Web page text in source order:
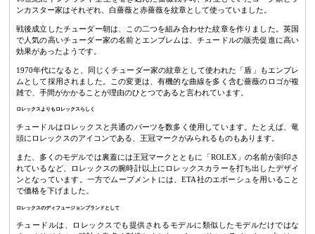
ンカスター家はそれぞれ、白薔薇と赤薔薇を紋章として使っていました。
戦後成立したチューダー朝は、この二つを組み合わせた紋章を作りました。英国
で人気の高いチューダー家の名前とエンブレムは、チュードルの販売促進に高い
効果があったようです。
1970年代になると、同じくチューダー家の紋章として使われた「盾」もエンブレ
ムとして採用されました。この変更は、有機的な曲線を多く含む薔薇のロゴが複
雑で、手間がかかることが理由のひとつであると言われています。
ロレックスよりもロレックスらしく
チュードルはロレックスと共通のパーツを数多く使用しています。たとえば、竜
頭にロレックスのアイコンである、王冠マークがみられるものもあります。
また、多くのモデルでは裏蓋には王冠マークとともに「ROLEX」の名前が刻印さ
れているなど、ロレックスの腕時計以上にロレックスカラーを打ち出したデザイ
ンとなっています。一方でムーブメントには、ETA社のエボーシュを用いること
で価格を下げました。
ロレックスのディフュージョンブランドとして
チュードルは、ロレックスでも提供されるモデルに類似したモデルだけではな